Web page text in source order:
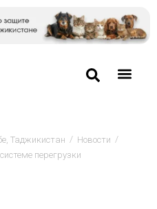
Таджикистан / Новости /
перегрузки